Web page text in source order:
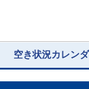
空き状況カレン